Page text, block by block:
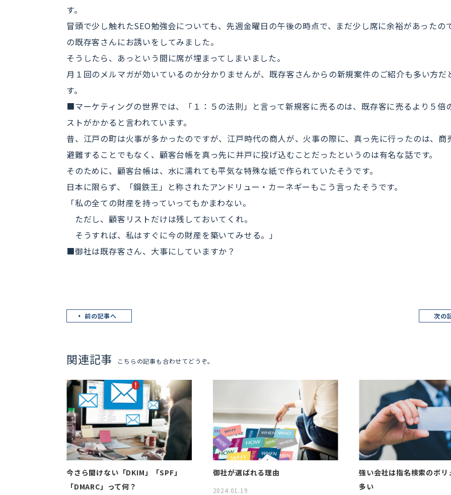
す。
冒頭で少し触れたSEO勉強会についても、先週金曜日の午後の時点で、まだ少し席に余裕があったの
の既存客さんにお誘いをしてみました。
そうしたら、あっという間に席が埋まってしまいました。
月１回のメルマガが効いているのか分かりませんが、既存客さんからの新規案件のご紹介も多い方だ
す。
■マーケティングの世界では、「１：５の法則」と言って新規客に売るのは、既存客に売るより５倍
ストがかかると言われています。
昔、江戸の町は火事が多かったのですが、江戸時代の商人が、火事の際に、真っ先に行ったのは、商
避難することでもなく、顧客台帳を真っ先に井戸に投げ込むことだったというのは有名な話です。
そのために、顧客台帳は、水に濡れても平気な特殊な紙で作られていたそうです。
日本に限らず、「鋼鉄王」と称されたアンドリュー・カーネギーもこう言ったそうです。
「私の全ての財産を持っていってもかまわない。
ただし、顧客リストだけは残しておいてくれ。
そうすれば、私はすぐに今の財産を築いてみせる。」
■御社は既存客さん、大事にしていますか？
前の記事へ 次の
関連記事 こちらの記事も合わせてどうぞ。
今さら聞けない「DKIM」「SPF」
「DMARC」って何？
御社が選ばれる理由
2024.01.19
強い会社は指名検索のボリ
多い